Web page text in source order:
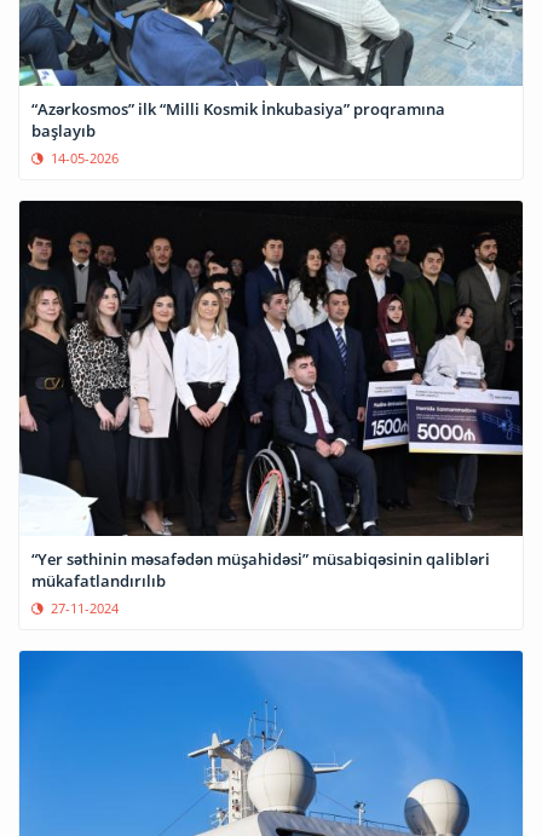
“Azərkosmos” ilk “Milli Kosmik İnkubasiya” proqramına
başlayıb
14-05-2026
“Yer səthinin məsafədən müşahidəsi” müsabiqəsinin qalibləri
mükafatlandırılıb
27-11-2024